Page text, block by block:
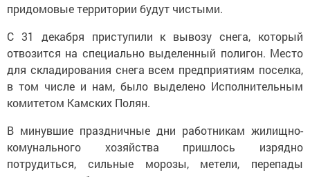
придомовые территории будут чистыми.
С 31 декабря приступили к вывозу снега, который
отвозится на специально выделенный полигон. Место
для складирования снега всем предприятиям поселка,
в том числе и нам, было выделено Исполнительным
комитетом Камских Полян.
В минувшие праздничные дни работникам жилищно-
комунального хозяйства пришлось изрядно
потрудиться, сильные морозы, метели, перепады